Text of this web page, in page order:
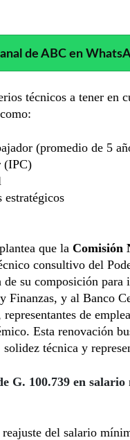
de ABC en
técnicos a tener en
(promedio de 5
(IPC)
estratégicos
que la Comisión
consultivo del
su composición
Finanzas, y al Banco
de
Esta renovación
técnica y
G. 100.739 en
del salario